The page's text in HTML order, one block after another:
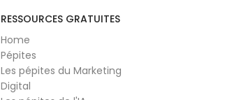
RESSOURCES GRATUITES
Home
Pépites
Les pépites du Marketing
Digital